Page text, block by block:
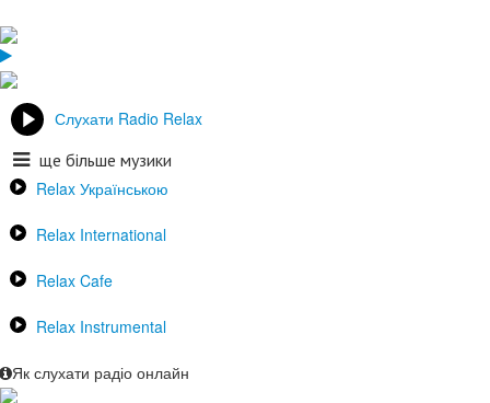
Слухати Radio Relax
ще більше музики
Relax Українською
Relax International
Relax Cafe
Relax Instrumental
Як слухати радіо онлайн